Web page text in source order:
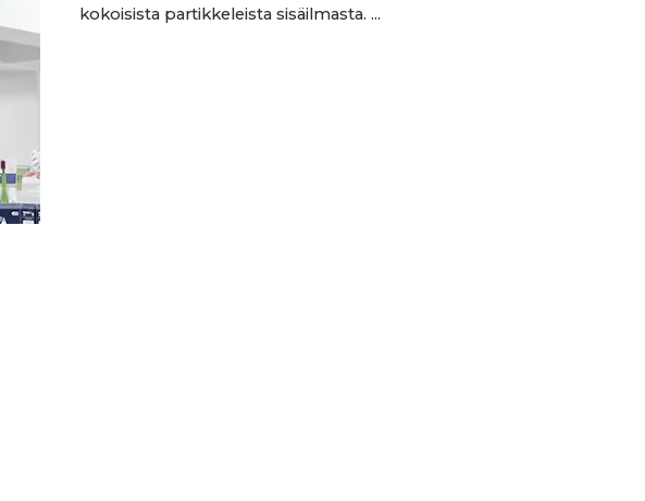
kokoisista partikkeleista sisäilmasta. ...